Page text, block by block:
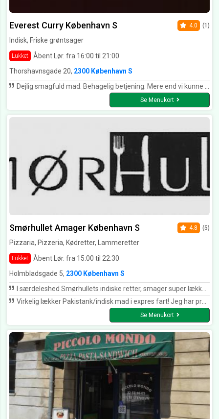
Everest Curry København S
Indisk, Friske grøntsager
Lukket Åbent Lør. fra 16:00 til 21:00
4.0 (1)
Thorshavnsgade 20, 2300 København S
Dejlig smagfuld mad. Behagelig betjening. Mere end vi kunne spise. Tak for mad.
Se Menukort
Smørhullet Amager København S
Pizzaria, Pizzeria, Kødretter, Lammeretter
Lukket Åbent Lør. fra 15:00 til 22:30
4.8 (5)
Holmbladsgade 5, 2300 København S
I særdeleshed Smørhullets indiske retter, smager super lækkert - for vegetarer er der også meget at vælge i mellem.
Virkelig lækker Pakistank/indisk mad i expres fart! Jeg har prøvet både beef og chicken og det er lige lækkert. Gå ikke glip af deres fantastiske priser.
Se Menukort